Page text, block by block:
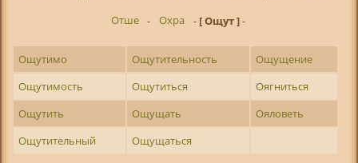
Отше - Охра - [ Ощут ]-
Ощутимо Ощутительность
Ощущение
Ощутимость
Ощутиться
Оягниться
Ощутить
Ощущать
Ояловеть
Ощутительный
Ощущаться